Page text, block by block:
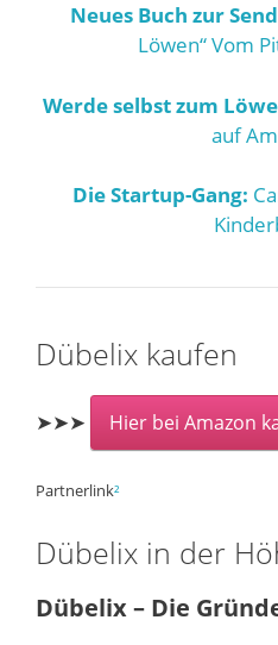
Neues Buch zur
Löwen“ Vom
Werde selbst zum
auf
Die Startup-Gang:
Dübelix kaufen
➤➤➤ Hier bei Amazon
Partnerlink²
Dübelix in der
Dübelix – Die